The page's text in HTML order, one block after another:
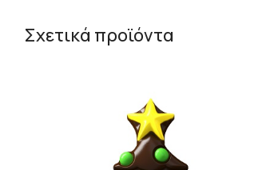
Σχετικά προϊόντα